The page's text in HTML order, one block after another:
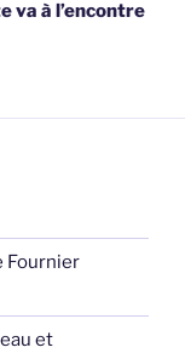
va à l’encontre
Fournier
et